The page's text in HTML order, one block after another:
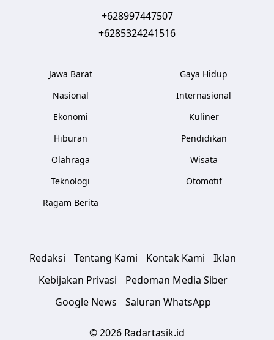
+628997447507
+6285324241516
Jawa Barat
Nasional
Ekonomi
Hiburan
Olahraga
Teknologi
Ragam Berita
Gaya Hidup
Internasional
Kuliner
Pendidikan
Wisata
Otomotif
Redaksi Tentang Kami Kontak Kami
Iklan
Kebijakan Privasi
Pedoman Media Siber
Google News
Saluran WhatsApp
© 2026 Radartasik.id